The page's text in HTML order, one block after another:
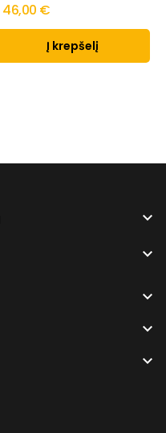
46,00 €
Į krepšelį




